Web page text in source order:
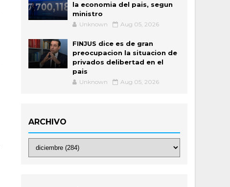
la economia del pais, segun
ministro
Unknown Aug 05, 2026
FINJUS dice es de gran
preocupacion la situacion de
privados delibertad en el
pais
Unknown Aug 05, 2026
ARCHIVO